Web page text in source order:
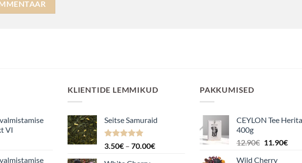
VI
KLIENTIDE LEMMIKUD
Seitse Samuraid
Hinnanguga
3.50€ – 70.00€Hinnavahemik:
PAKKUMISED
CEYLON Tee
400g
12.90€ Algne
11.90€
Wild Cherry